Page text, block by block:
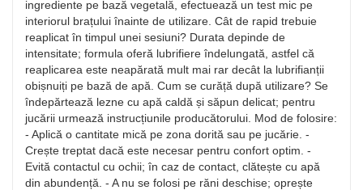
ingrediente pe bază vegetală, efectuează un test mic pe
interiorul brațului înainte de utilizare. Cât de rapid trebuie
reaplicat în timpul unei sesiuni? Durata depinde de
intensitate; formula oferă lubrifiere îndelungată, astfel că
reaplicarea este neapărată mult mai rar decât la lubrifianții
obișnuiți pe bază de apă. Cum se curăță după utilizare? Se
îndepărtează lezne cu apă caldă și săpun delicat; pentru
jucării urmează instrucțiunile producătorului. Mod de folosire:
- Aplică o cantitate mică pe zona dorită sau pe jucărie. -
Crește treptat dacă este necesar pentru confort optim. -
Evită contactul cu ochii; în caz de contact, clătește cu apă
din abundență. - A nu se folosi pe răni deschise; oprește